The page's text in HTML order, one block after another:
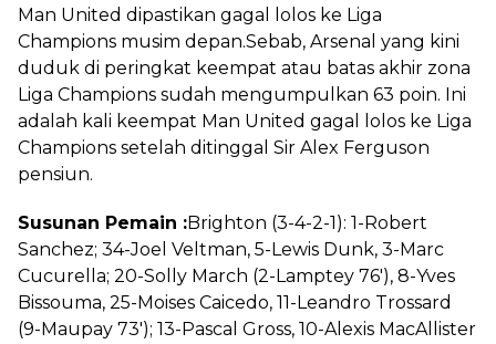
Man United dipastikan gagal lolos ke Liga
Champions musim depan.Sebab, Arsenal yang kini
duduk di peringkat keempat atau batas akhir zona
Liga Champions sudah mengumpulkan 63 poin. Ini
adalah kali keempat Man United gagal lolos ke Liga
Champions setelah ditinggal Sir Alex Ferguson
pensiun.
Susunan Pemain :Brighton (3-4-2-1): 1-Robert
Sanchez; 34-Joel Veltman, 5-Lewis Dunk, 3-Marc
Cucurella; 20-Solly March (2-Lamptey 76'), 8-Yves
Bissouma, 25-Moises Caicedo, 11-Leandro Trossard
(9-Maupay 73'); 13-Pascal Gross, 10-Alexis MacAllister